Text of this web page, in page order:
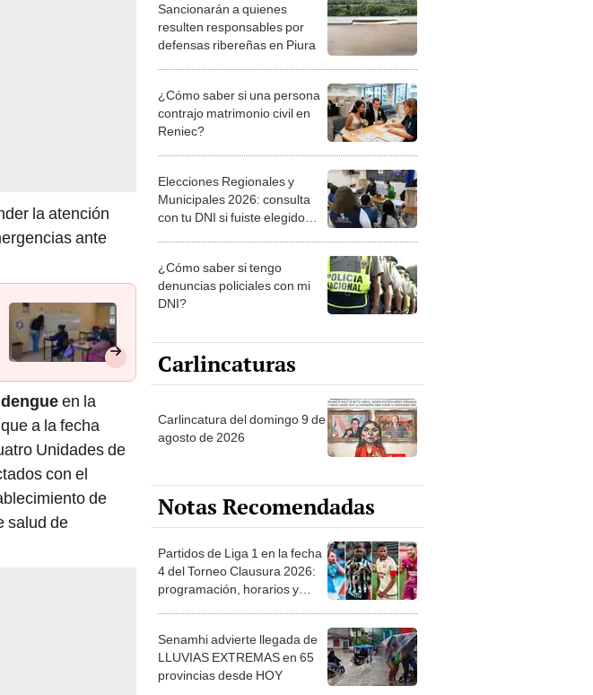
la atención
ante
dengueen la
a la fecha
Unidades de
con el
de
salud de
Sancionarán a quienes
resulten responsables por
defensas ribereñas en Piura
¿Cómo saber si una persona
contrajo matrimonio civil en
Reniec?
Elecciones Regionales y
Municipales 2026: consulta
con tu DNI si fuiste elegido
la ONPE
¿Cómo saber si tengo
denuncias policiales con mi
DNI?
Carlincaturas
Carlincatura del domingo 9 de
agosto de 2026
Notas Recomendadas
Partidos de Liga 1 en la fecha
4 del Torneo Clausura 2026:
programación, horarios y
Senamhi advierte llegada de
LLUVIAS EXTREMAS en 65
provincias desde HOY